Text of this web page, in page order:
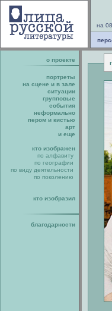
на
о проекте
портреты
на сцене и в зале
ситуации
групповые
события
неформально
пером и кистью
арт
и еще
кто изображен
по алфавиту
по географии
по виду деятельности
по поколению
кто изобразил
благодарности